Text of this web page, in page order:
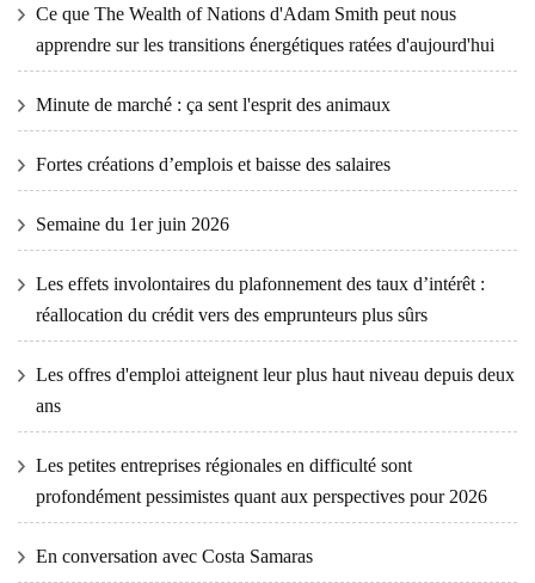
Ce que The Wealth of Nations d'Adam Smith peut nous
apprendre sur les transitions énergétiques ratées d'aujourd'hui
Minute de marché : ça sent l'esprit des animaux
Fortes créations d’emplois et baisse des salaires
Semaine du 1er juin 2026
Les effets involontaires du plafonnement des taux d’intérêt :
réallocation du crédit vers des emprunteurs plus sûrs
Les offres d'emploi atteignent leur plus haut niveau depuis deux
ans
Les petites entreprises régionales en difficulté sont
profondément pessimistes quant aux perspectives pour 2026
En conversation avec Costa Samaras